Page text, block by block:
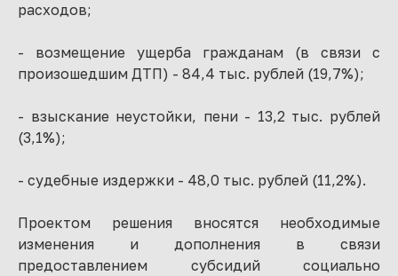
расходов;
- возмещение ущерба гражданам (в связи с
произошедшим ДТП) - 84,4 тыс. рублей (19,7%);
- взыскание неустойки, пени - 13,2 тыс. рублей
(3,1%);
- судебные издержки - 48,0 тыс. рублей (11,2%).
Проектом решения вносятся необходимые
изменения и дополнения в связи
предоставлением субсидий социально